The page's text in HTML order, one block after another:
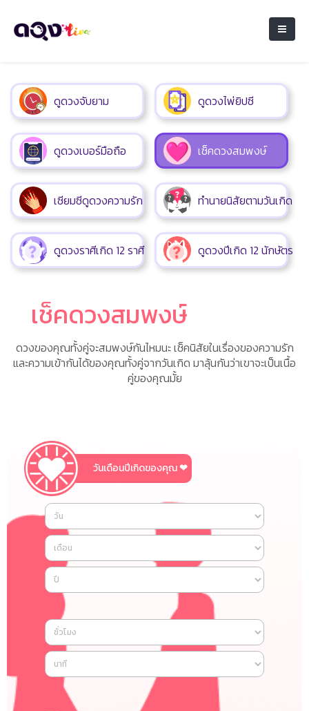
ดูดวงจับยาม ดูดวงไพ่ยิปซี
ดูดวงเบอร์มือถือ เช็คดวงสมพงษ์
เซียมซีดูดวงความรัก ทำนายนิสัยตามวันเกิด
ดูดวงราศีเกิด 12 ราศี ดูดวงปีเกิด 12 นักษัตร
เช็คดวงสมพงษ์
ดวงของคุณทั้งคู่จะสมพงษ์กันไหมนะ เช็คนิสัยในเรื่องของความรัก
และความเข้ากันได้ของคุณทั้งคู่จากวันเกิด มาลุ้นกันว่าเขาจะเป็นเนื้อ
คู่ของคุณมั้ย
วันเดือนปีเกิดของคุณ❤